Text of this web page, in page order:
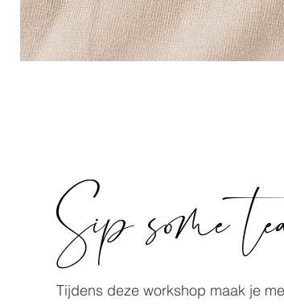
Sip some
Tijdens deze workshop maak je